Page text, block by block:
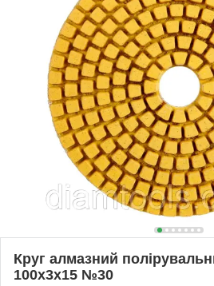
Круг алмазний
100x3x15 №30